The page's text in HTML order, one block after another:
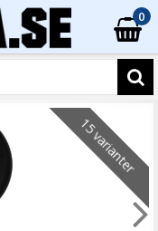
0
15 varianter